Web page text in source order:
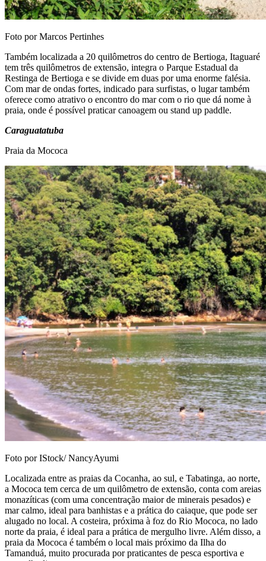
Foto por Marcos Pertinhes
Também localizada a 20 quilômetros do centro de Bertioga, Itaguaré
tem três quilômetros de extensão, integra o Parque Estadual da
Restinga de Bertioga e se divide em duas por uma enorme falésia.
Com mar de ondas fortes, indicado para surfistas, o lugar também
oferece como atrativo o encontro do mar com o rio que dá nome à
praia, onde é possível praticar canoagem ou stand up paddle.
Caraguatatuba
Praia da Mococa
Foto por IStock/ NancyAyumi
Localizada entre as praias da Cocanha, ao sul, e Tabatinga, ao norte,
a Mococa tem cerca de um quilômetro de extensão, conta com areias
monazíticas (com uma concentração maior de minerais pesados) e
mar calmo, ideal para banhistas e a prática do caiaque, que pode ser
alugado no local. A costeira, próxima à foz do Rio Mococa, no lado
norte da praia, é ideal para a prática de mergulho livre. Além disso, a
praia da Mococa é também o local mais próximo da Ilha do
Tamanduá, muito procurada por praticantes de pesca esportiva e